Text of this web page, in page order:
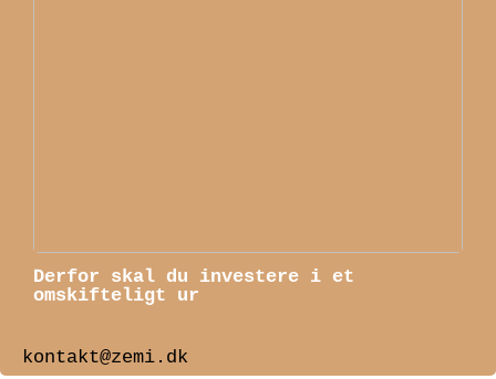
Derfor skal du investere i et
omskifteligt ur
kontakt@zemi.dk